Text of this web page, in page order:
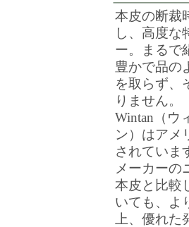
本皮の断裁
し、高度な
ー。まるで
豊かで品の
を取らず、
りません。
Wintan（ウ
ン）はアメ
されていま
メーカーの
本皮と比較
いても、よ
上、優れ